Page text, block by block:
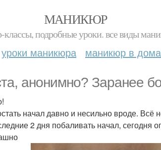
МАНИКЮР
подробные уроки. все виды
уроки маникюра маникюр в
анонимно? Заранее
начал давно и несильно вроде. Всё
2 дня побаливать начал, сегодня